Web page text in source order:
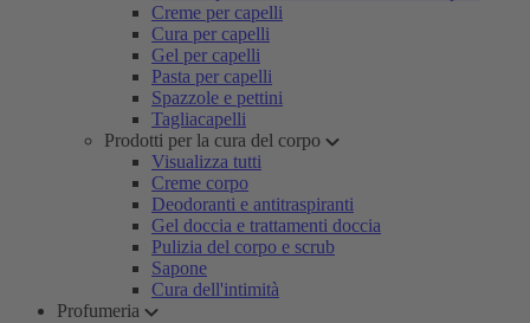
Creme per capelli
Cura per capelli
Gel per capelli
Pasta per capelli
Spazzole e pettini
Tagliacapelli
Prodotti per la cura del corpo
Visualizza tutti
Creme corpo
Deodoranti e antitraspiranti
Gel doccia e trattamenti doccia
Pulizia del corpo e scrub
Sapone
Cura dell'intimità
Profumeria